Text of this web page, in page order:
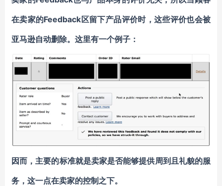
在卖家的Feedback区留下产品评价时，这些评价也会被
亚马逊自动删除。这里有一个例子：
因而，主要的标准就是卖家是否能够提供周到且礼貌的服
务，这一点在卖家的控制之下。